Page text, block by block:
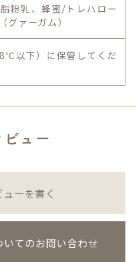
粉乳、蜂蜜/トレハロー
グァーガム）
以下）に保管してくだ
ビュー
ューを書く
いてのお問い合わせ